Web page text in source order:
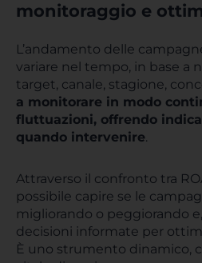
monitoraggio e
L’andamento delle
variare nel tempo, in base a
target, canale, stagione,
a monitorare in modo
fluttuazioni, offrendo
quando intervenire.
Attraverso il confronto tra
possibile capire se le
migliorando o peggiorando
decisioni informate per
È uno strumento dinamico,